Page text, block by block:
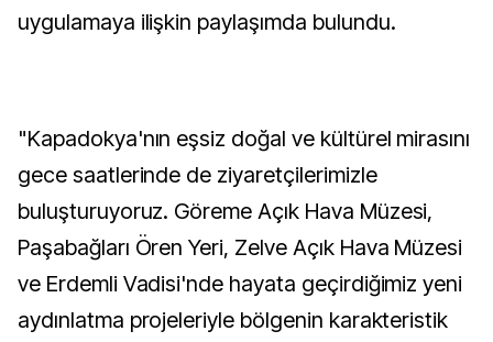
uygulamaya ilişkin paylaşımda bulundu.
"Kapadokya'nın eşsiz doğal ve kültürel mirasını
gece saatlerinde de ziyaretçilerimizle
buluşturuyoruz. Göreme Açık Hava Müzesi,
Paşabağları Ören Yeri, Zelve Açık Hava Müzesi
ve Erdemli Vadisi'nde hayata geçirdiğimiz yeni
aydınlatma projeleriyle bölgenin karakteristik